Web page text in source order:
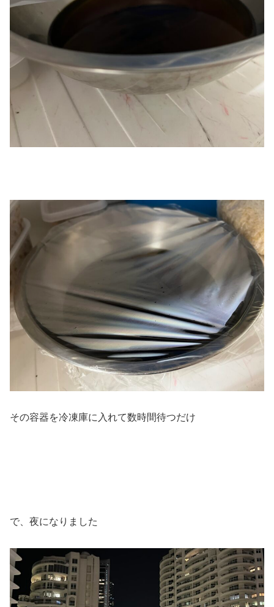
その容器を冷凍庫に入れて数時間待つだけ
で、夜になりました